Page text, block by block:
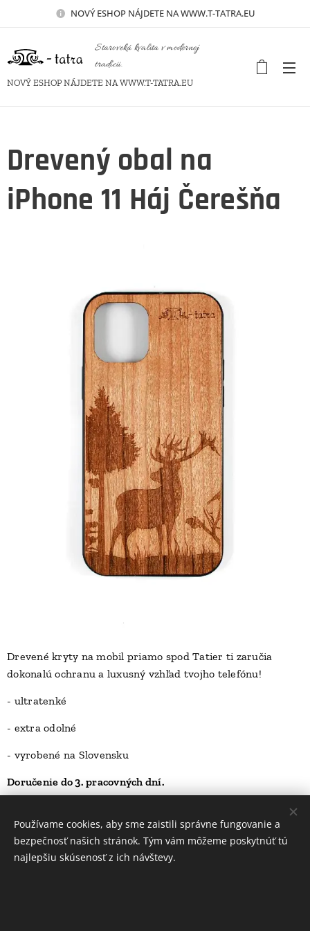
NOVÝESHOP NÁJDETE NA WWW.T-TATRA.EU
Staroveká kvalita v modernej
tradícii.
NOVÝ ESHOP NÁJDETE NA WWW.T-TATRA.EU
Drevený obal na
iPhone 11 Háj Čerešňa
Drevené kryty na mobil priamo spod Tatier ti zaručia
dokonalú ochranu a luxusný vzhľad tvojho telefónu!
- ultratenké
- extra odolné
- vyrobené na Slovensku
Doručenie do 3. pracovných dní.
23,00Kč
Používame cookies, aby sme zaistili správne fungovanie a
bezpečnosť našich stránok. Tým vám môžeme poskytnúť tú
najlepšiu skúsenosť z ich návštevy.